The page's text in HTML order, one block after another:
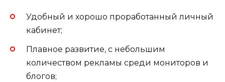
Удобный и хорошо проработанный личный
кабинет;
Плавное развитие, с небольшим
количеством рекламы среди мониторов и
блогов;